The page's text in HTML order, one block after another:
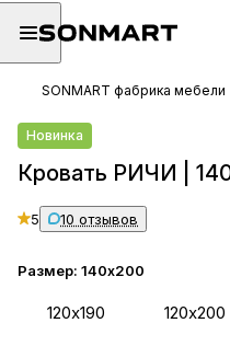
SONMART фабрика мебели
Новинка
Кровать РИЧИ |
5 10 отзывов
Размер: 140х200
120х190 120х200